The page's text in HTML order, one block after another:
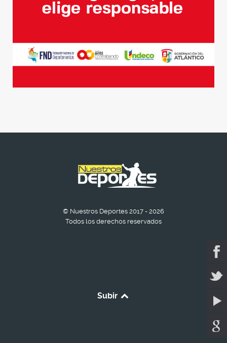
© Nuestros Deportes 2017 - 2026
Todos los derechos reservados
Subir